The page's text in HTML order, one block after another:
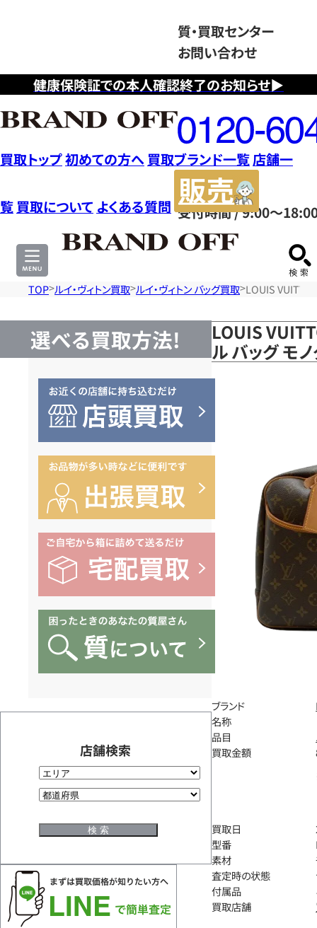
健康保険証での本人確認終了のお知らせ▶
質・買取センター
お問い合わせ
フ
リ
ー
ダ
イ
ヤ
ル
0120604117
受付時間 / 9:00～
買取トップ初めての方へ 買取ブランド一覧店舗一
覧 買取について よくある質問
サ
TOP ルイ・ヴィトン買取 ルイ・ヴィトン バッグ買取 LOUIS
選べる買取方法!
店舗検索
LOUIS
ル バッグ モ
ブランド
名称
品目
買取金額
買取日
型番
素材
査定時の状態
付属品
買取店舗